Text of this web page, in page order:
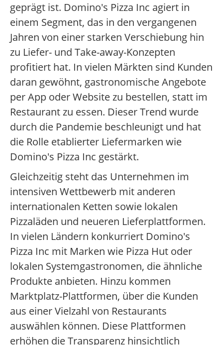
geprägt ist. Domino's Pizza Inc agiert in
einem Segment, das in den vergangenen
Jahren von einer starken Verschiebung hin
zu Liefer- und Take-away-Konzepten
profitiert hat. In vielen Märkten sind Kunden
daran gewöhnt, gastronomische Angebote
per App oder Website zu bestellen, statt im
Restaurant zu essen. Dieser Trend wurde
durch die Pandemie beschleunigt und hat
die Rolle etablierter Liefermarken wie
Domino's Pizza Inc gestärkt.
Gleichzeitig steht das Unternehmen im
intensiven Wettbewerb mit anderen
internationalen Ketten sowie lokalen
Pizzaläden und neueren Lieferplattformen.
In vielen Ländern konkurriert Domino's
Pizza Inc mit Marken wie Pizza Hut oder
lokalen Systemgastronomen, die ähnliche
Produkte anbieten. Hinzu kommen
Marktplatz-Plattformen, über die Kunden
aus einer Vielzahl von Restaurants
auswählen können. Diese Plattformen
erhöhen die Transparenz hinsichtlich